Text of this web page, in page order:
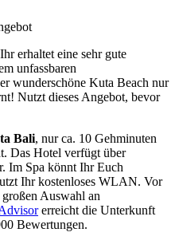
Ihr erhaltet eine sehr gute
unfassbaren
wunderschöne Kuta Beach nur
Nutzt dieses Angebot, bevor
Bali, nur ca. 10 Gehminuten
Das Hotel verfügt über
Im Spa könnt Ihr Euch
Ihr kostenloses WLAN. Vor
Auswahl an
erreicht die Unterkunft
Bewertungen.